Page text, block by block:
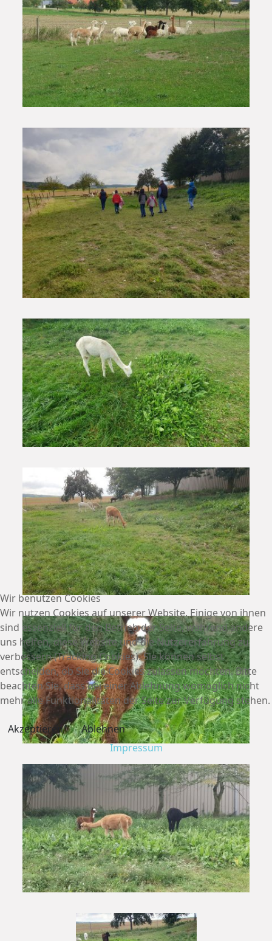
Wir benutzen Cookies
Wir nutzen Cookies auf unserer Website. Einige von ihnen
sind essenziell für den Betrieb der Seite, während andere
uns helfen, diese Website und die Nutzererfahrung zu
verbessern (Tracking Cookies). Sie können selbst
entscheiden, ob Sie die Cookies zulassen möchten. Bitte
beachten Sie, dass bei einer Ablehnung womöglich nicht
mehr alle Funktionalitäten der Seite zur Verfügung stehen.
Akzeptieren
Ablehnen
Impressum